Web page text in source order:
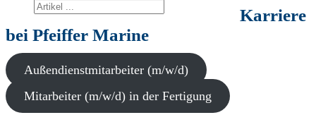
Karriere
bei Pfeiffer Marine
Außendienstmitarbeiter (m/w/d)
Mitarbeiter (m/w/d) in der Fertigung